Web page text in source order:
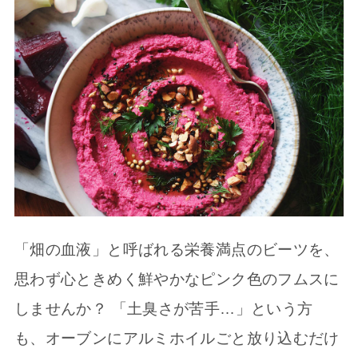
「畑の血液」と呼ばれる栄養満点のビーツを、
思わず心ときめく鮮やかなピンク色のフムスに
しませんか？ 「土臭さが苦手…」という方
も、オーブンにアルミホイルごと放り込むだけ